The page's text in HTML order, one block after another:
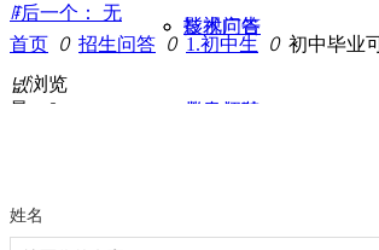
影视广告
栏目包装
技术问答
业内招聘
ꁹ后一个：
无
首页 ꄲ 招生问答 ꄲ 1.初中生 ꄲ 初中毕业
넶浏览
量：
0
姓名